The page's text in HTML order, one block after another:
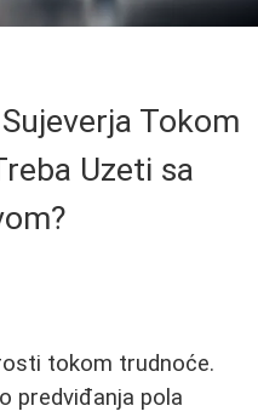
Tokom
Uzeti sa
tokom trudnoće.
predviđanja pola